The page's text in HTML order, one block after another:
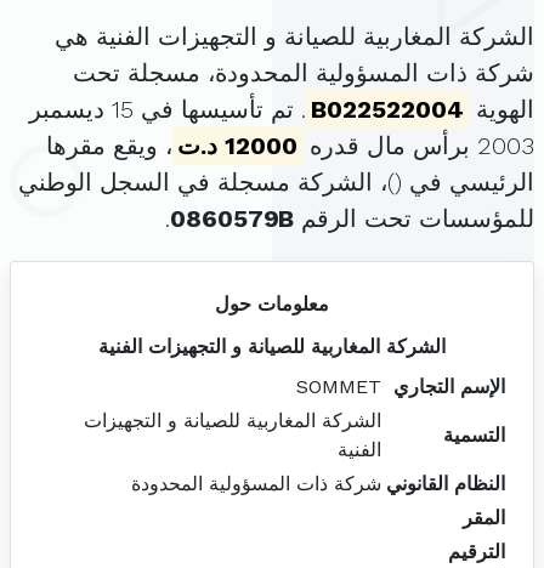
الشركة المغاربية للصيانة و التجهيزات الفنية هي
شركة ذات المسؤولية المحدودة، مسجلة تحت
الهوية B022522004
. تم تأسيسها في 15 ديسمبر
2003 برأس مال قدره
12000 د.ت
، ويقع مقرها
الرئيسي في ()، الشركة مسجلة في السجل الوطني
للمؤسسات تحت الرقم 0860579B
.
معلومات حول
الشركة المغاربية للصيانة و التجهيزات الفنية
الإسم التجاري
SOMMET
التسمية
الشركة المغاربية للصيانة و التجهيزات
الفنية
النظام القانوني شركة ذات المسؤولية المحدودة
المقر
الترقيم